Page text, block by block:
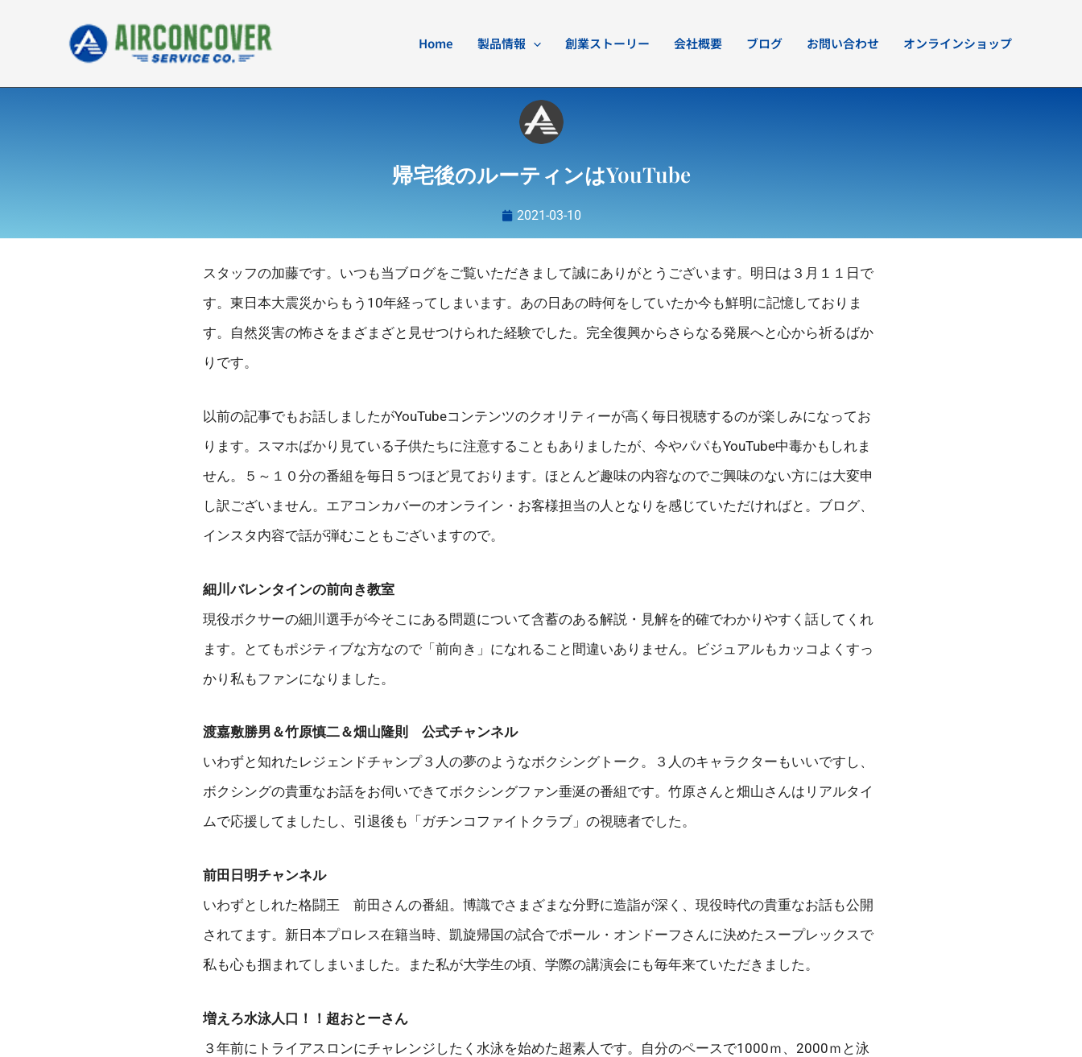
キ
Home 製品情報 創業ストーリー 会社概要 ブログ お問い合わせ オンラインショップ
帰宅後のルーティンはYouTube
2021-03-10
スタッフの加藤です。いつも当ブログをご覧いただきまして誠にありがとうございます。明日は３月１１日で
す。東日本大震災からもう10年経ってしまいます。あの日あの時何をしていたか今も鮮明に記憶しておりま
す。自然災害の怖さをまざまざと見せつけられた経験でした。完全復興からさらなる発展へと心から祈るばか
りです。
以前の記事でもお話しましたがYouTubeコンテンツのクオリティーが高く毎日視聴するのが楽しみになってお
ります。スマホばかり見ている子供たちに注意することもありましたが、今やパパもYouTube中毒かもしれま
せん。５～１０分の番組を毎日５つほど見ております。ほとんど趣味の内容なのでご興味のない方には大変申
し訳ございません。エアコンカバーのオンライン・お客様担当の人となりを感じていただければと。ブログ、
インスタ内容で話が弾むこともございますので。
細川バレンタインの前向き教室
現役ボクサーの細川選手が今そこにある問題について含蓄のある解説・見解を的確でわかりやすく話してくれ
ます。とてもポジティブな方なので「前向き」になれること間違いありません。ビジュアルもカッコよくすっ
かり私もファンになりました。
渡嘉敷勝男＆竹原慎二＆畑山隆則 公式チャンネル
いわずと知れたレジェンドチャンプ３人の夢のようなボクシングトーク。３人のキャラクターもいいですし、
ボクシングの貴重なお話をお伺いできてボクシングファン垂涎の番組です。竹原さんと畑山さんはリアルタイ
ムで応援してましたし、引退後も「ガチンコファイトクラブ」の視聴者でした。
前田日明チャンネル
いわずとしれた格闘王 前田さんの番組。博識でさまざまな分野に造詣が深く、現役時代の貴重なお話も公開
されてます。新日本プロレス在籍当時、凱旋帰国の試合でポール・オンドーフさんに決めたスープレックスで
私も心も掴まれてしまいました。また私が大学生の頃、学際の講演会にも毎年来ていただきました。
増えろ水泳人口！！超おとーさん
３年前にトライアスロンにチャレンジしたく水泳を始めた超素人です。自分のペースで1000ｍ、2000ｍと泳